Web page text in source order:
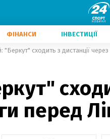
ФІНАНСИ ІНВЕСТИЦІЇ
"Беркут" сходить з дистанції
перед